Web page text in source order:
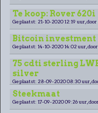
Te koop: Rover 620i
Geplaatst: 21-10-2020 12:19 uur, door
Bitcoin investment
Geplaatst: 14-10-2020 14:02 uur, door
75 cdti sterling
silver
Geplaatst: 28-09-2020 08:30 uur,
Steekmaat
Geplaatst: 17-09-2020 09:26 uur, door